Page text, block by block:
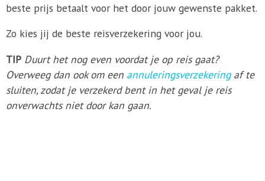
beste prijs betaalt voor het door jouw gewenste pakket.
Zo kies jij de beste reisverzekering voor jou.
TIP Duurt het nog even voordat je op reis gaat?
Overweeg dan ook om een annuleringsverzekeringaf te
sluiten, zodat je verzekerd bent in het geval je reis
onverwachts niet door kan gaan.